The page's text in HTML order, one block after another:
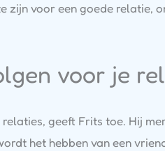
zijn voor een goede relatie,
voor je
geeft Frits toe. Hij
het hebben van een